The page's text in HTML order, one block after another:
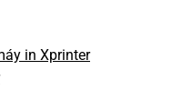
in Xprinter